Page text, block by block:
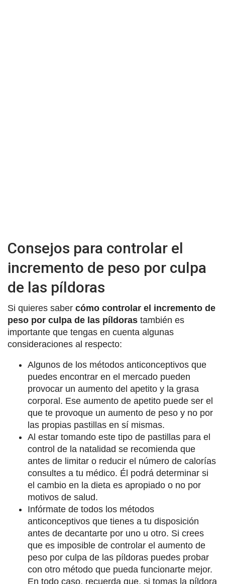
Consejos para controlar el
incremento de peso por culpa
de las píldoras
Si quieres saber cómo controlar el incremento de
peso por culpa de las píldoras también es
importante que tengas en cuenta algunas
consideraciones al respecto:
Algunos de los métodos anticonceptivos que
puedes encontrar en el mercado pueden
provocar un aumento del apetito y la grasa
corporal. Ese aumento de apetito puede ser el
que te provoque un aumento de peso y no por
las propias pastillas en sí mismas.
Al estar tomando este tipo de pastillas para el
control de la natalidad se recomienda que
antes de limitar o reducir el número de calorías
consultes a tu médico. Él podrá determinar si
el cambio en la dieta es apropiado o no por
motivos de salud.
Infórmate de todos los métodos
anticonceptivos que tienes a tu disposición
antes de decantarte por uno u otro. Si crees
que es imposible de controlar el aumento de
peso por culpa de las píldoras puedes probar
con otro método que pueda funcionarte mejor.
En todo caso, recuerda que, si tomas la píldora